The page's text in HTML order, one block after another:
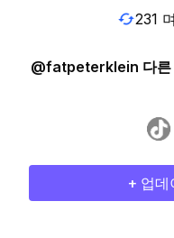
231
@fatpeterklein 다른
+ 업데